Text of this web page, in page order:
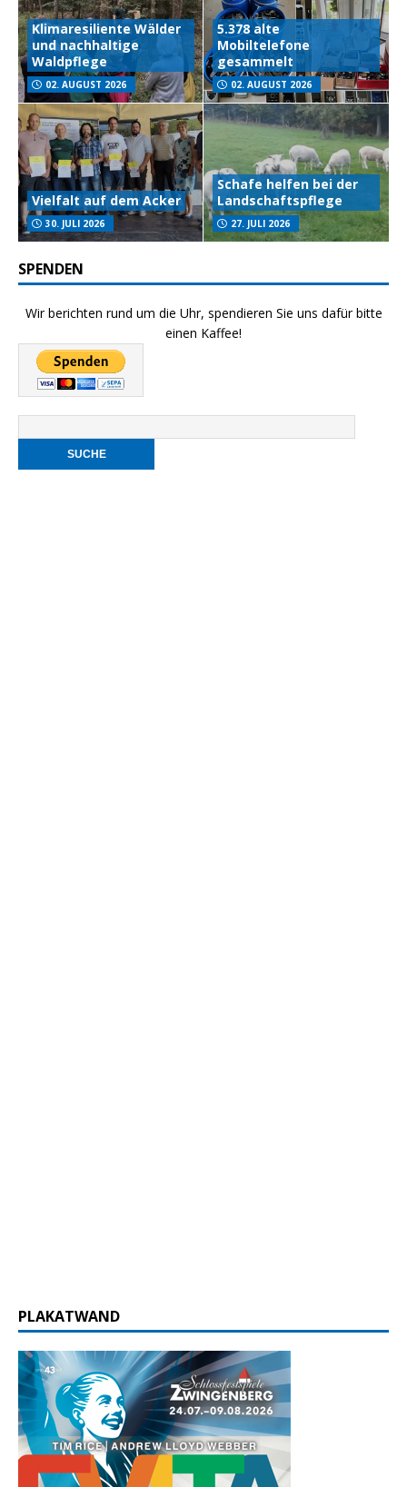
Klimaresiliente Wälder
und nachhaltige
Waldpflege
02. AUGUST 2026
5.378 alte
Mobiltelefone
gesammelt
02. AUGUST 2026
Vielfalt auf dem Acker
30. JULI 2026
Schafe helfen bei der
Landschaftspflege
27. JULI 2026
SPENDEN
Wir berichten rund um die Uhr, spendieren Sie uns dafür bitte
einen Kaffee!
PLAKATWAND